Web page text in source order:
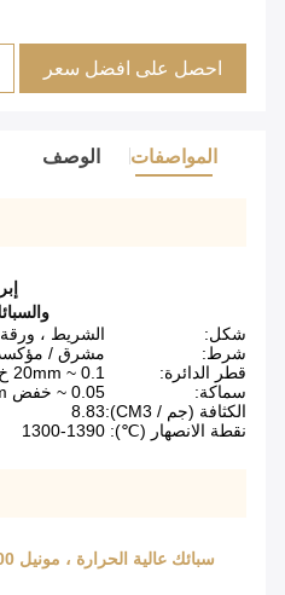
احصل على افضل سعر
المواصفات الوصف
شكل:
الشريط ،
شرط:
مشرق / مؤكسد
قطر الدائرة:
0.1 ~ 20mm خ
سماكة:
0.05 ~ خفض 15mm
الكثافة (جم / CM3):
8.83
نقطة الانصهار (℃): 1300-1390